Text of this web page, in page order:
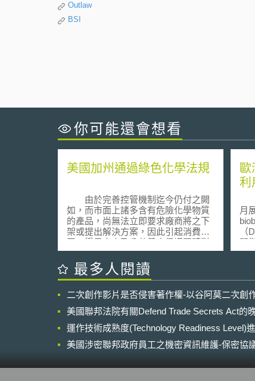
Outlaw
BSI
你可能還會想看
美國加州通過綠色化學法規
由於完善控管機制迄今仍付之闕
如，而市面上諸多含有危險化學物質
的產品，尚無法立即要求廠商將之下
架或提出解決方案，因此引起消費大
眾、學界人士及公共健康倡議團體對
於消費安全之關切；美國加州為有別
於僅針對危險化學物質逐項管理的一
般法令，轉而採取整體規範之包裹立
與SB 509兩項綠色化學法規，增訂於
「健康與安全法典(Health and Safety
Code)」，促使商品在設計階段減少
毒性物質之接觸。 根據AB 1879
法令，由加州環保署(California
Environmental Protection Agency) 所
of Toxic Substances Control)，現行除
歐
利
月
（
開
可
（
群
盟
有
最多人閱讀
二次創作影片是否侵害著作權-以谷阿莫二次創
美國聯邦法院有關Defend Trade Secrets Act的
運作技術成熟度(Technology Readiness Level)
美國涉密聯邦政府員工之機密資訊維護-保密協